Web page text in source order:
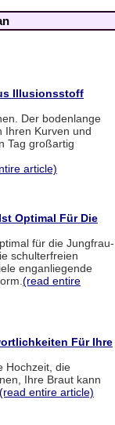
Illusionsstoff
Der bodenlange
Ihren Kurven und
Tag großartig
article)
Optimal Für Die
für die Jungfrau-
schulterfreien
enganliegende
(read entire
Für Ihre
Hochzeit, die
Ihre Braut kann
(read entire article)